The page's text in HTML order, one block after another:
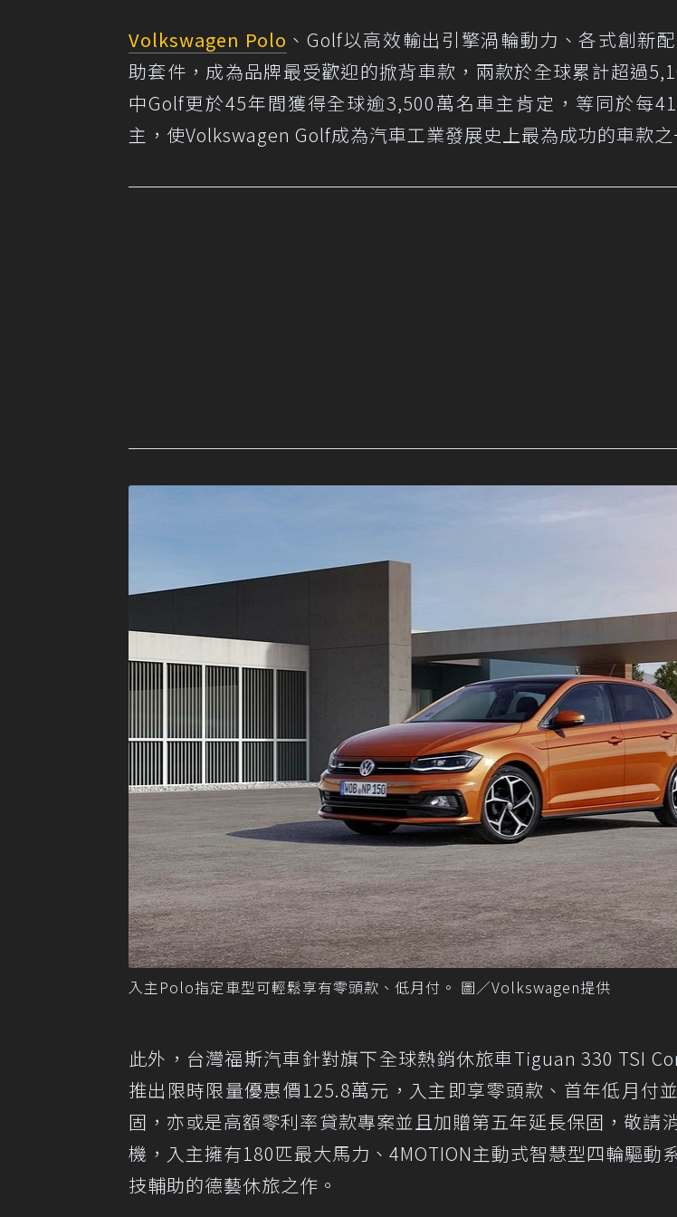
Volkswagen Polo 、Golf以高效輸出引擎渦輪動力、各式創新
助套件，成為品牌最受歡迎的掀背車款，兩款於全球累計超過
中Golf更於45年間獲得全球逾3,500萬名車主肯定，等同於每
主，使Volkswagen Golf成為汽車工業發展史上最為成功的車款之
入主Polo指定車型可輕鬆享有零頭款、低月付。 圖／Volkswagen提供
此外，台灣福斯汽車針對旗下全球熱銷休旅車Tiguan 330 TSI
推出限時限量優惠價125.8萬元，入主即享零頭款、首年低月付
固，亦或是高額零利率貸款專案並且加贈第五年延長保固，敬請
機，入主擁有180匹最大馬力、4MOTION主動式智慧型四輪驅動
技輔助的德藝休旅之作。